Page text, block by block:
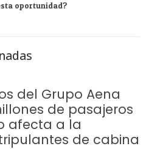
oportunidad?
del Grupo Aena
de pasajeros
afecta a la
de cabina